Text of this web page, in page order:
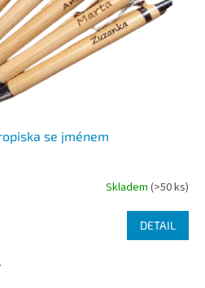
se jménem
Skladem(>50 ks)
DETAIL